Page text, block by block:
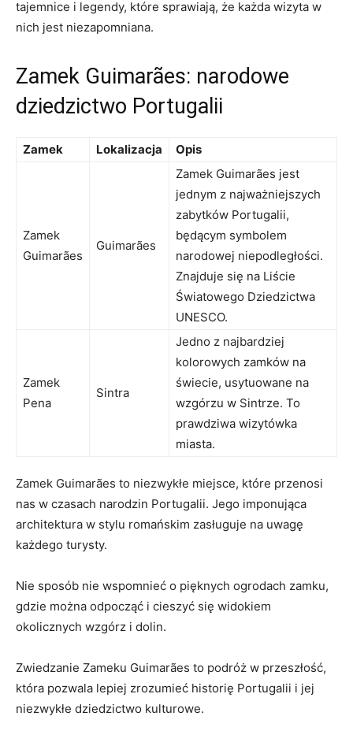
tajemnice i legendy,⁤ które sprawiają, ⁤że każda wizyta w
nich jest niezapomniana.
Zamek Guimarães:​ narodowe
dziedzictwo ⁢Portugalii
Zamek Lokalizacja Opis
Zamek
Guimarães
Guimarães
Zamek Guimarães jest
jednym z najważniejszych
zabytków Portugalii,
będącym symbolem
narodowej niepodległości.
Znajduje się na Liście
Światowego Dziedzictwa
UNESCO.
Zamek
Pena
Sintra
Jedno ​z najbardziej
kolorowych ‌zamków na⁤
świecie, ⁢usytuowane na
wzgórzu⁢ w Sintrze. ⁣To‌
prawdziwa wizytówka
miasta.
Zamek‍ Guimarães to niezwykłe miejsce, które przenosi
nas w czasach narodzin Portugalii. Jego imponująca
architektura w ‌stylu romańskim zasługuje​ na uwagę
‍każdego turysty.
Nie ⁤sposób nie wspomnieć o pięknych ogrodach zamku,
⁢gdzie można odpocząć i cieszyć się widokiem
okolicznych wzgórz i dolin.
Zwiedzanie Zameku Guimarães to podróż w przeszłość,⁢
która pozwala lepiej zrozumieć historię Portugalii i jej
niezwykłe dziedzictwo⁢ kulturowe.